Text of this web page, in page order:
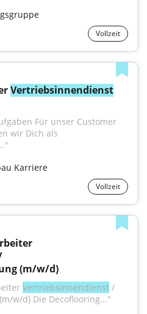
Vollzeit
Vertriebsinnendienst
Für unser Customer
wir Dich als
Karriere
Vollzeit
(m/w/d)
Vertriebsinnendienst /
w/d) Die Decoflooring..."